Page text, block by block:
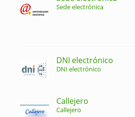
Sede electrónica
DNI electrónico
DNI electrónico
Callejero
Callejero